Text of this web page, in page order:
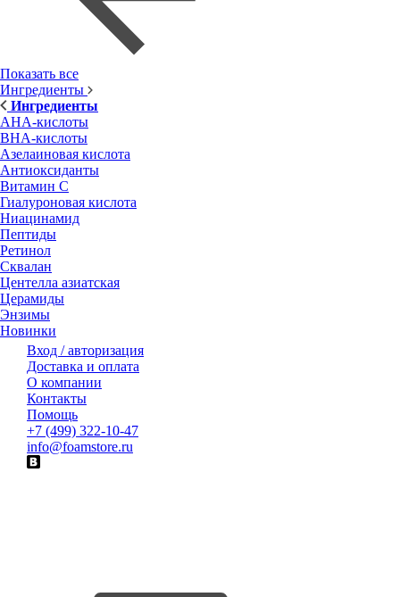
Показать все
Ингредиенты
Ингредиенты
AHA-кислоты
BHA-кислоты
Азелаиновая кислота
Антиоксиданты
Витамин С
Гиалуроновая кислота
Ниацинамид
Пептиды
Ретинол
Сквалан
Центелла азиатская
Церамиды
Энзимы
Новинки
Вход / авторизация
Доставка и оплата
О компании
Контакты
Помощь
+7 (499) 322-10-47
info@foamstore.ru